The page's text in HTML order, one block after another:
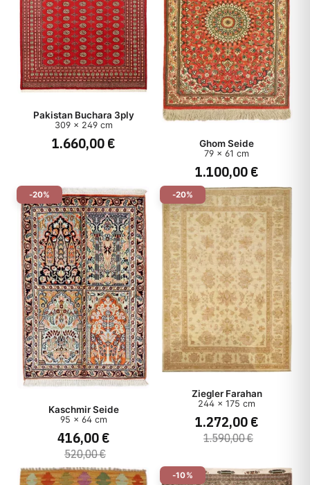
Pakistan Buchara 3ply
309 x 249 cm
1.660,00 € Ghom Seide
79 x 61 cm
1.100,00 €
-20%
Kaschmir Seide
95 x 64 cm
416,00 €
520,00 €
-20%
Ziegler Farahan
244 x 175 cm
1.272,00 €
1.590,00 €
-10%